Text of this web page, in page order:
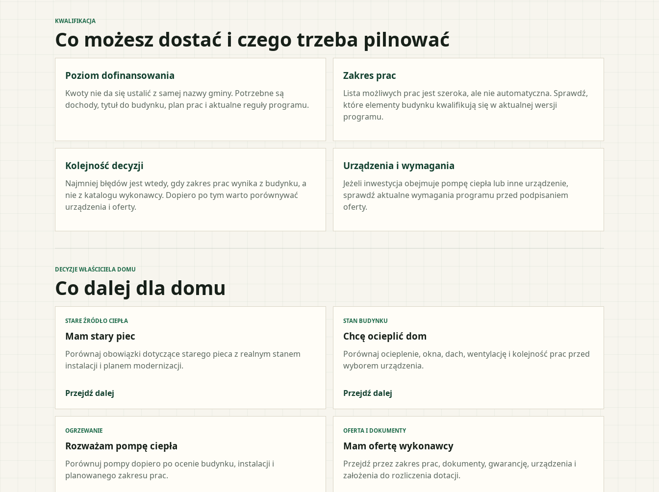
KWALIFIKACJA
Co możesz dostać i czego trzeba pilnować
Poziom dofinansowania
Kwoty nie da się ustalić z samej nazwy gminy. Potrzebne są
dochody, tytuł do budynku, plan prac i aktualne reguły programu.
Zakres prac
Lista możliwych prac jest szeroka, ale nie automatyczna. Sprawdź,
które elementy budynku kwalifikują się w aktualnej wersji
programu.
Kolejność decyzji
Najmniej błędów jest wtedy, gdy zakres prac wynika z budynku, a
nie z katalogu wykonawcy. Dopiero po tym warto porównywać
urządzenia i oferty.
Urządzenia i wymagania
Jeżeli inwestycja obejmuje pompę ciepła lub inne urządzenie,
sprawdź aktualne wymagania programu przed podpisaniem
oferty.
DECYZJE WŁAŚCICIELA DOMU
Co dalej dla domu
STARE ŹRÓDŁO CIEPŁA
Mam stary piec
Porównaj obowiązki dotyczące starego pieca z realnym stanem
instalacji i planem modernizacji.
Przejdź dalej
STAN BUDYNKU
Chcę ocieplić dom
Porównaj ocieplenie, okna, dach, wentylację i kolejność prac przed
wyborem urządzenia.
Przejdź dalej
OGRZEWANIE
Rozważam pompę ciepła
Porównuj pompy dopiero po ocenie budynku, instalacji i
planowanego zakresu prac.
OFERTA I DOKUMENTY
Mam ofertę wykonawcy
Przejdź przez zakres prac, dokumenty, gwarancję, urządzenia i
założenia do rozliczenia dotacji.